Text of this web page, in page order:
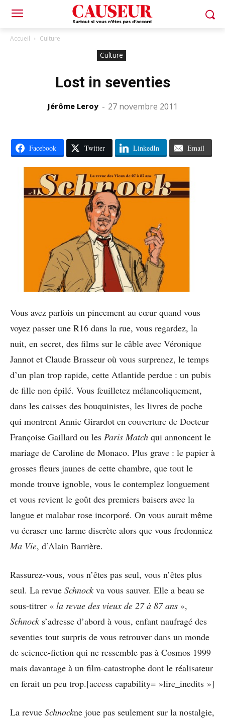
Accueil Culture
Culture
Lost in seventies
Jérôme Leroy - 27 novembre 2011
Facebook Twitter LinkedIn Email
Vous avez parfois un pincement au cœur quand vous
voyez passer une R16 dans la rue, vous regardez, la
nuit, en secret, des films sur le câble avec Véronique
Jannot et Claude Brasseur où vous surprenez, le temps
d’un plan trop rapide, cette Atlantide perdue : un pubis
de fille non épilé. Vous feuilletez mélancoliquement,
dans les caisses des bouquinistes, les livres de poche
qui montrent Annie Girardot en couverture de Docteur
Françoise Gaillard ou les Paris Match qui annoncent le
mariage de Caroline de Monaco. Plus grave : le papier à
grosses fleurs jaunes de cette chambre, que tout le
monde trouve ignoble, vous le contemplez longuement
et vous revient le goût des premiers baisers avec la
langue et malabar rose incorporé. On vous aurait même
vu écraser une larme discrète alors que vous fredonniez
Ma Vie, d’Alain Barrière.
Rassurez-vous, vous n’êtes pas seul, vous n’êtes plus
seul. La revue Schnock va vous sauver. Elle a beau se
sous-titrer « la revue des vieux de 27 à 87 ans »,
Schnock s’adresse d’abord à vous, enfant naufragé des
seventies tout surpris de vous retrouver dans un monde
de science-fiction qui ne ressemble pas à Cosmos 1999
mais davantage à un film-catastrophe dont le réalisateur
en ferait un peu trop.[access capability= »lire_inedits »]
La revue Schnockne joue pas seulement sur la nostalgie,